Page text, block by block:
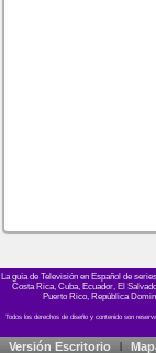
La guía de Televisión en Español de
Costa Rica, Cuba, Ecuador, El
Puerto Rico, República
Versión Escritorio